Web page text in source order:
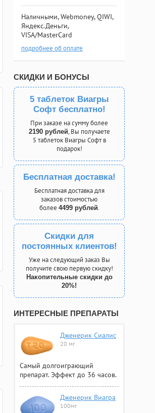
Наличными, Webmoney, QIWI,
Яндекс.Деньги,
VISA/MasterCard
подробнее об оплате
СКИДКИ И БОНУСЫ
5 таблеток Виагры
Софт бесплатно!
При заказе на сумму более
2190 рублей, Вы получаете
5 таблеток Виагры Софт в
подарок!
Бесплатная доставка!
Бесплатная доставка для
заказов стоимостью
более 4499 рублей.
Скидки для
постоянных клиентов!
Уже на следующий заказ Вы
получите свою первую скидку!
Накопительные скидки до
20%!
ИНТЕРЕСНЫЕ ПРЕПАРАТЫ
Дженерик Сиалис
20 мг
Самый долгоиграющий
препарат. Эффект до 36 часов.
Дженерик Виагра
100мг